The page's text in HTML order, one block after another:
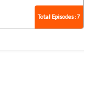
Total Episodes : 7